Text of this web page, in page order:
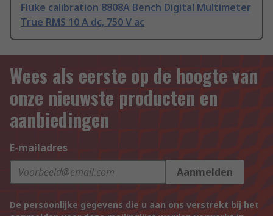
Fluke calibration 8808A Bench Digital Multimeter
True RMS 10 A dc, 750 V ac
Wees als eerste op de hoogte van
onze nieuwste producten en
aanbiedingen
E-mailadres
Aanmelden
De persoonlijke gegevens die u aan ons verstrekt bij het